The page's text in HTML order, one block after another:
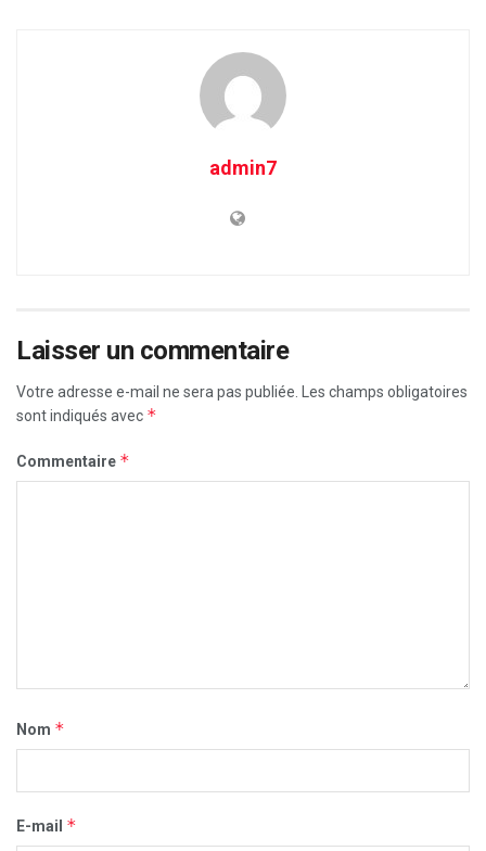
admin7
Laisser un commentaire
Votre adresse e-mail ne sera pas publiée.
Les champs obligatoires
sont indiqués avec *
Commentaire *
Nom *
E-mail *